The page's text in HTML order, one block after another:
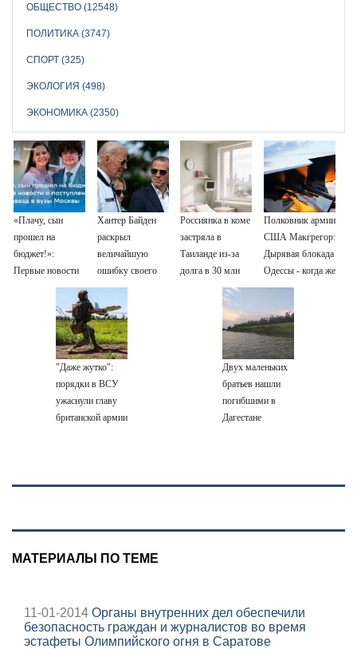
ОБЩЕСТВО (12548)
ПОЛИТИКА (3747)
СПОРТ (325)
ЭКОЛОГИЯ (498)
ЭКОНОМИКА (2350)
«Плачу, сын
прошел на
бюджет!»:
Первые новости
о поступлении
детей звезд в
вузы Москвы
Хантер Байден
раскрыл
величайшую
ошибку своего
отца: бездействие
против Трампа
Россиянка в коме
застряла в
Таиланде из-за
долга в 30 млн
Полковник армии
США Макгрегор:
Дырявая блокада
Одессы - когда же
в командовании
это полетят
головы?
"Даже жутко":
порядки в ВСУ
ужаснули главу
британской армии
Двух маленьких
братьев нашли
погибшими в
Дагестане
МАТЕРИАЛЫ ПО ТЕМЕ
11-01-2014 Органы внутренних дел обеспечили
безопасность граждан и журналистов во время
эстафеты Олимпийского огня в Саратове